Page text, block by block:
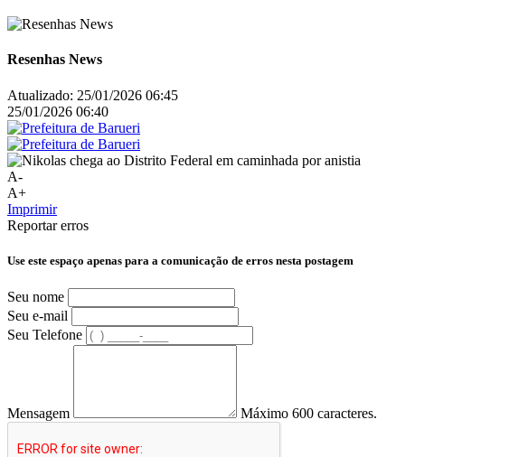
Resenhas News
Atualizado: 25/01/2026 06:45
25/01/2026 06:40
A-
A+
Imprimir
Reportar erros
Use este espaço apenas para a comunicação de erros nesta postagem
Seu nome
Seu e-mail
Seu Telefone
Mensagem Máximo 600 caracteres.